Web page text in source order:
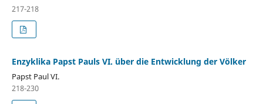
217-218
Enzyklika Papst Pauls VI. über die Entwicklung der Völker
Papst Paul VI.
218-230